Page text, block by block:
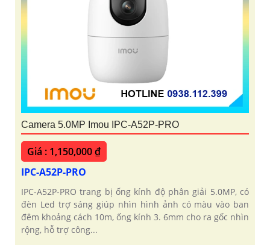
Camera 5.0MP Imou IPC-A52P-PRO
Giá : 1,150,000 ₫
IPC-A52P-PRO
IPC-A52P-PRO trang bị ống kính độ phân giải 5.0MP, có
đèn Led trợ sáng giúp nhìn hình ảnh có màu vào ban
đêm khoảng cách 10m, ống kính 3. 6mm cho ra gốc nhìn
rộng, hỗ trợ công...